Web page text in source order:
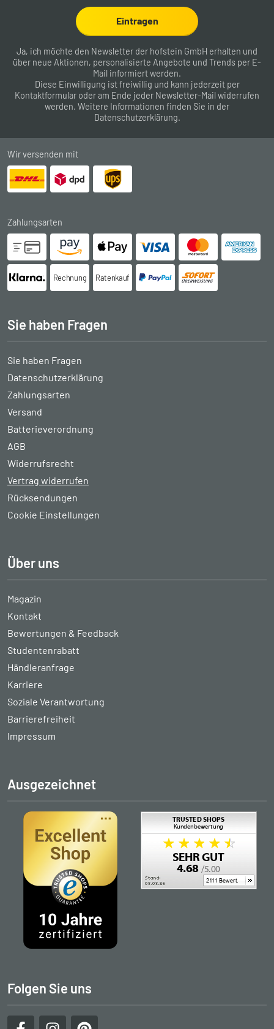
Eintragen
Ja, ich möchte den Newsletter der hofstein GmbH erhalten und
über neue Aktionen, personalisierte Angebote und Trends per E-
Mail informiert werden.
Diese Einwilligung ist freiwillig und kann jederzeit per
Kontaktformular oder am Ende jeder Newsletter-Mail widerrufen
werden. Weitere Informationen finden Sie in der
Datenschutzerklärung.
Wir versenden mit
Zahlungsarten
Rechnung Ratenkauf
Sie haben Fragen
Sie haben Fragen
Datenschutzerklärung
Zahlungsarten
Versand
Batterieverordnung
AGB
Widerrufsrecht
Vertrag widerrufen
Rücksendungen
Cookie Einstellungen
Über uns
Magazin
Kontakt
Bewertungen & Feedback
Studentenrabatt
Händleranfrage
Karriere
Soziale Verantwortung
Barrierefreiheit
Impressum
Ausgezeichnet
Folgen Sie uns